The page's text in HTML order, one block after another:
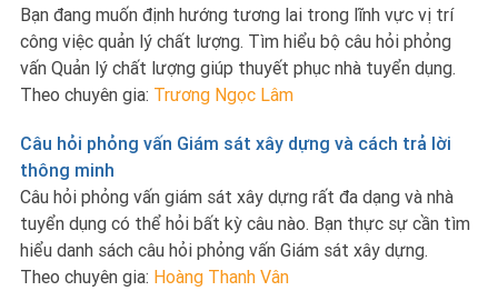
Bạn đang muốn định hướng tương lai trong lĩnh vực vị trí
công việc quản lý chất lượng. Tìm hiểu bộ câu hỏi phỏng
vấn Quản lý chất lượng giúp thuyết phục nhà tuyển dụng.
Theo chuyên gia: Trương Ngọc Lâm
Câu hỏi phỏng vấn Giám sát xây dựng và cách trả lời
thông minh
Câu hỏi phỏng vấn giám sát xây dựng rất đa dạng và nhà
tuyển dụng có thể hỏi bất kỳ câu nào. Bạn thực sự cần tìm
hiểu danh sách câu hỏi phỏng vấn Giám sát xây dựng.
Theo chuyên gia: Hoàng Thanh Vân